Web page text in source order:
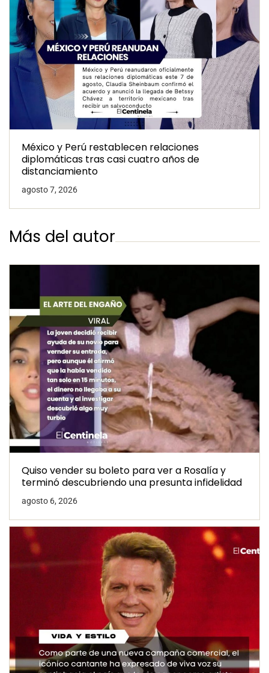
México y Perú restablecen relaciones
diplomáticas tras casi cuatro años de
distanciamiento
agosto 7, 2026
Más del autor
Quiso vender su boleto para ver a Rosalía y
terminó descubriendo una presunta infidelidad
agosto 6, 2026